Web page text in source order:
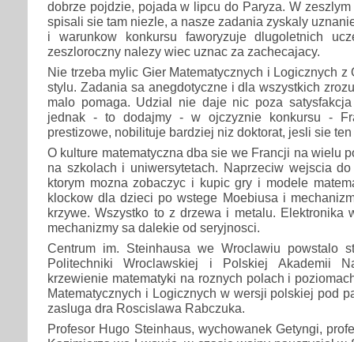
dobrze pojdzie, pojada w lipcu do Paryza. W
spisali sie tam niezle, a nasze zadania zyskaly
i warunkow konkursu faworyzuje dlugoletnich
zeszloroczny nalezy wiec uznac za zachecajacy.
Nie trzeba mylic Gier Matematycznych i Logicznych z
stylu. Zadania sa anegdotyczne i dla wszystkich
malo pomaga. Udzial nie daje nic poza
jednak - to dodajmy - w ojczyznie konkursu -
prestizowe, nobilituje bardziej niz doktorat, jesli sie
O kulture matematyczna dba sie we Francji na wielu
na szkolach i uniwersytetach. Naprzeciw wejscia
ktorym mozna zobaczyc i kupic gry i modele
klockow dla dzieci po wstege Moebiusa i
krzywe. Wszystko to z drzewa i metalu. Elektronika
mechanizmy sa dalekie od seryjnosci.
Centrum im. Steinhausa we Wroclawiu powstalo
Politechniki Wroclawskiej i Polskiej Akademii
krzewienie matematyki na roznych polach i
Matematycznych i Logicznych w wersji polskiej pod
zasluga dra Roscislawa Rabczuka.
Profesor Hugo Steinhaus, wychowanek Getyngi,